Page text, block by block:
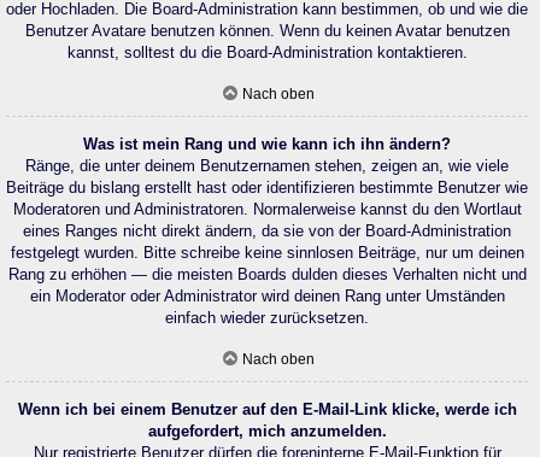
oder Hochladen. Die Board-Administration kann bestimmen, ob und wie die
Benutzer Avatare benutzen können. Wenn du keinen Avatar benutzen
kannst, solltest du die Board-Administration kontaktieren.
Nach oben
Was ist mein Rang und wie kann ich ihn ändern?
Ränge, die unter deinem Benutzernamen stehen, zeigen an, wie viele
Beiträge du bislang erstellt hast oder identifizieren bestimmte Benutzer wie
Moderatoren und Administratoren. Normalerweise kannst du den Wortlaut
eines Ranges nicht direkt ändern, da sie von der Board-Administration
festgelegt wurden. Bitte schreibe keine sinnlosen Beiträge, nur um deinen
Rang zu erhöhen — die meisten Boards dulden dieses Verhalten nicht und
ein Moderator oder Administrator wird deinen Rang unter Umständen
einfach wieder zurücksetzen.
Nach oben
Wenn ich bei einem Benutzer auf den E-Mail-Link klicke, werde ich
aufgefordert, mich anzumelden.
Nur registrierte Benutzer dürfen die foreninterne E-Mail-Funktion für